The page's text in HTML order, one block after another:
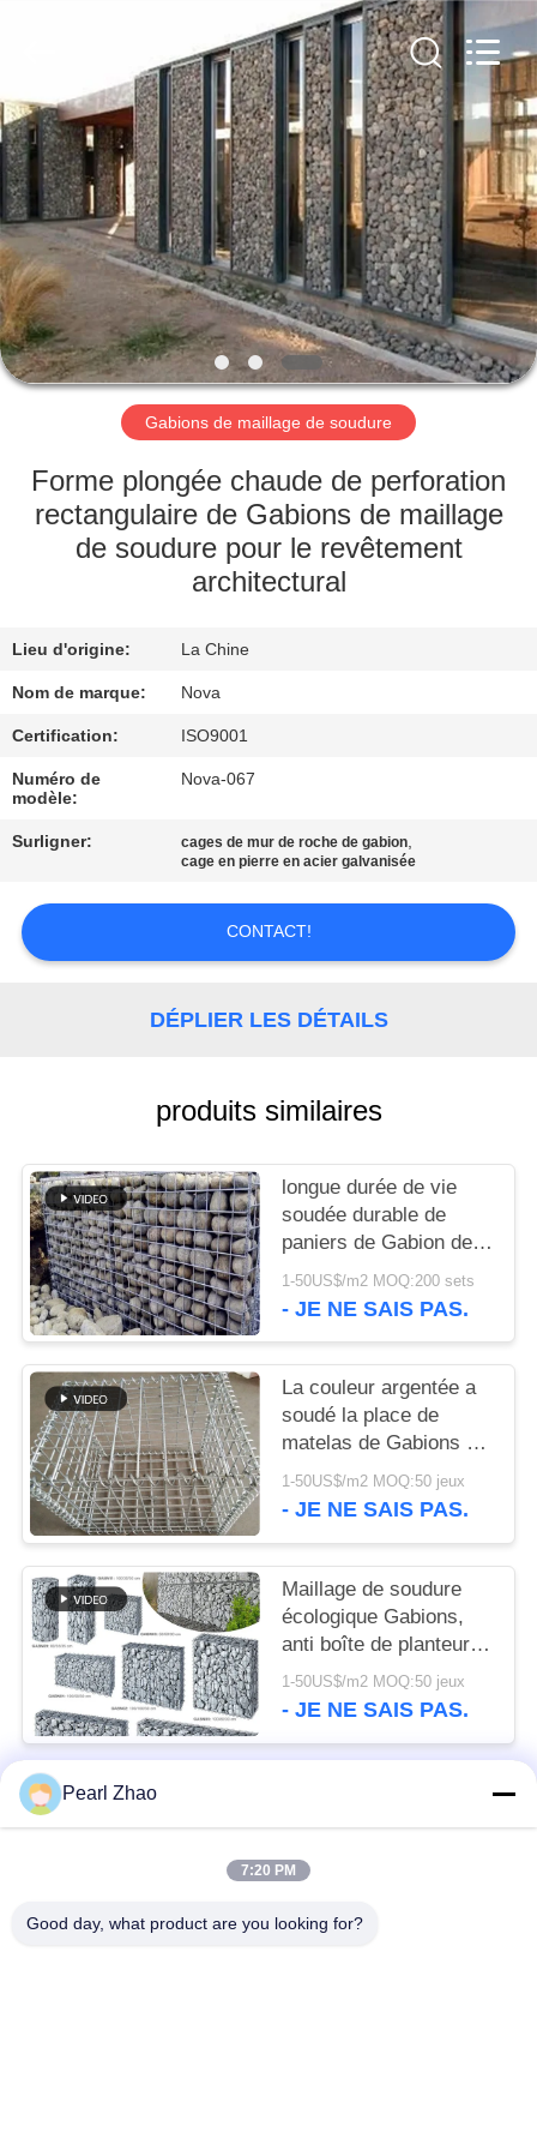
À
LA
MAISON
PRODUITS
VIDÉOS
SPECTACLE
VR
DE
NOUS
VISITE
L'USINE
CONTRÔLE
DE
CONTACTER
NOUVELLES
LES
AFFAIRES
SITEMAP
POLITIQUE
DE
CONFIDENTIALITÉ
All
Rights
Reserved.
Gabions de maillage de soudure
Forme plongée chaude de perforation
rectangulaire de Gabions de maillage
de soudure pour le revêtement
architectural
Lieu d'origine: La Chine
Nom de marque: Nova
Certification: ISO9001
Numéro de
modèle:
Nova-067
Surligner: cages de mur de roche de gabion,
cage en pierre en acier galvanisée
CONTACT!
DÉPLIER LES DÉTAILS
produits similaires
longue durée de vie
soudée durable de
paniers de Gabion de
2.0mm dans le secteur
de décoration
1-50US$/m2 MOQ:200 sets
- JE NE SAIS PAS.
La couleur argentée a
soudé la place de
matelas de Gabions de
grillage/forme ronde
1-50US$/m2 MOQ:50 jeux
- JE NE SAIS PAS.
Maillage de soudure
écologique Gabions,
anti boîte de planteur
de Gabion de corrosion
la cour
1-50US$/m2 MOQ:50 jeux
- JE NE SAIS PAS.
Catégories populaires
métal
Pearl Zhao
7:20 PM
Good day, what product are you looking for?